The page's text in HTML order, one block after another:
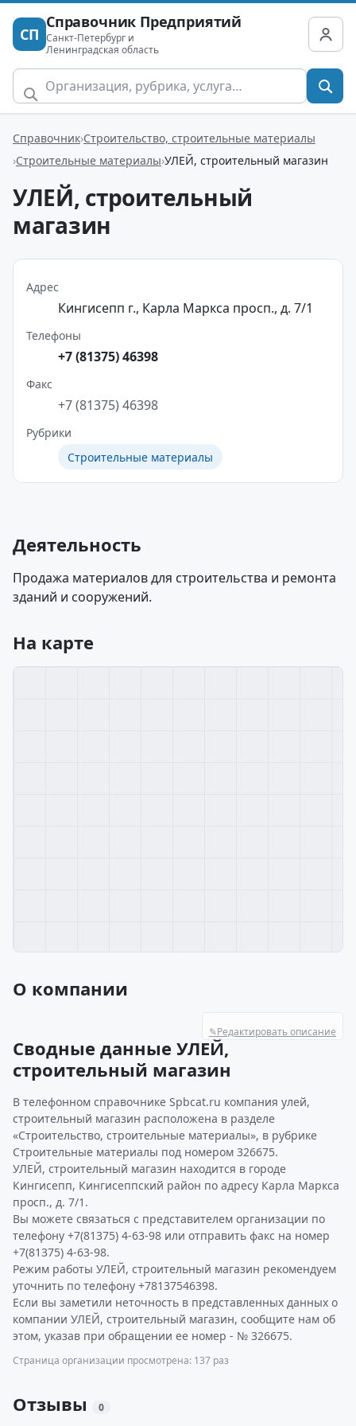
СП
Справочник Предприятий
Санкт-Петербург и
Ленинградская область
Справочник Строительство, строительные материалы
Строительные материалы УЛЕЙ, строительный магазин
УЛЕЙ, строительный
магазин
Адрес
Кингисепп г., Карла Маркса просп., д. 7/1
Телефоны
+7 (81375) 46398
Факс
+7 (81375) 46398
Рубрики
Строительные материалы
Деятельность
Продажа материалов для строительства и ремонта
зданий и сооружений.
На карте
О компании
✎Редактировать описание
Сводные данные УЛЕЙ,
строительный магазин
В телефонном справочнике Spbcat.ru компания улей,
строительный магазин расположена в разделе
«Строительство, строительные материалы», в рубрике
Строительные материалы под номером 326675.
УЛЕЙ, строительный магазин находится в городе
Кингисепп, Кингисеппский район по адресу Карла Маркса
просп., д. 7/1.
Вы можете связаться с представителем организации по
телефону +7(81375) 4-63-98 или отправить факс на номер
+7(81375) 4-63-98.
Режим работы УЛЕЙ, строительный магазин рекомендуем
уточнить по телефону +78137546398.
Если вы заметили неточность в представленных данных о
компании УЛЕЙ, строительный магазин, сообщите нам об
этом, указав при обращении ее номер - № 326675.
Страница организации просмотрена: 137 раз
Отзывы 0